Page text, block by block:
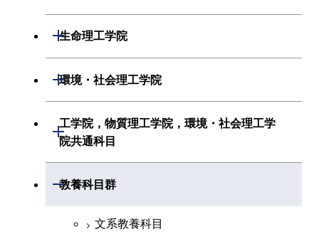
初年次専門科目
創造プロセス科目
共通専門科目
電気電子系
経営工学系
初年次専門科目
創造プロセス科目
初年次専門科目
共通専門科目
数理・計算科学系
初年次専門科目
創造プロセス科目
共通専門科目
生命理工学院
開閉
生命理工学系
創造プロセス科目
共通専門科目
環境・社会理工学院
開閉
建築学系
融合理工学系
初年次専門科目
工学院，物質理工学院，環境・社会理工学
院共通科目
開閉
工学院，物質理工学院，環境・社会
教養科目群
開閉
文系教養科目